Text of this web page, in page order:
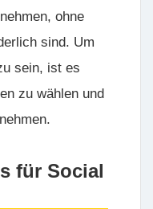
ohne
sind. Um
sein, ist es
zu wählen und
für Social